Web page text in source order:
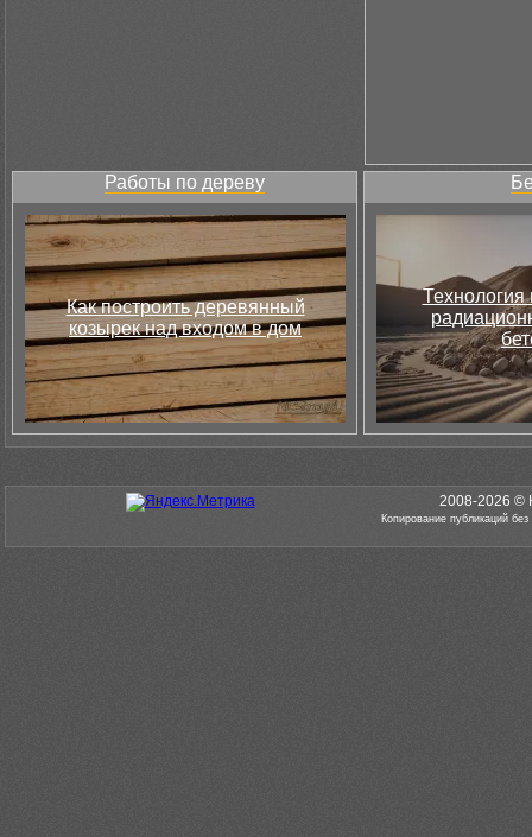
Работы по дереву
Как построить деревянный
козырек над входом в дом
Технология
2008-2026 ©
Копирование публикаций